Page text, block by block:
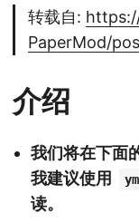
转载自:
PaperMod/
介绍
我们将在下面
我建议使用
读。